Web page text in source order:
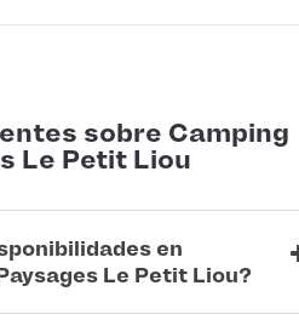
sobre Camping
Le Petit Liou
en
Le Petit Liou?